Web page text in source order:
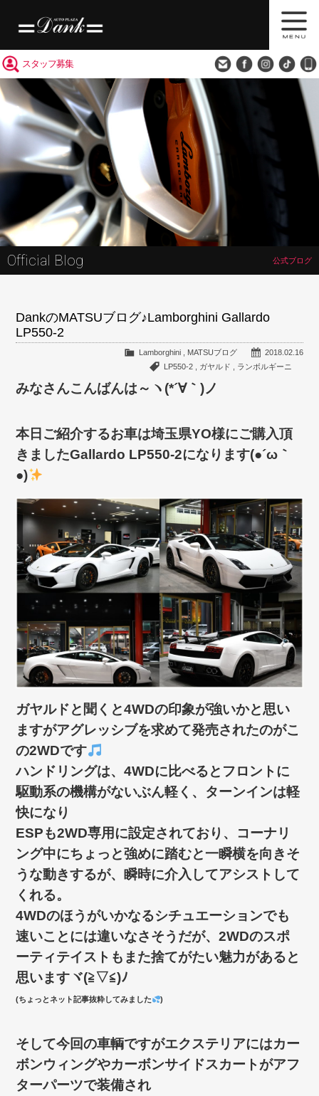
スタッフ募集
Official Blog 公式ブログ
DankのMATSUブログ♪Lamborghini Gallardo
LP550-2
2018.02.16
Lamborghini, MATSUブログ
LP550-2, ガヤルド ランボルギーニ
みなさんこんばんは～ヽ(*´∀｀)ノ
本日ご紹介するお車は埼玉県YO様にご購入頂
きましたGallardo LP550-2になります(●´ω｀
●)
ガヤルドと聞くと4WDの印象が強いかと思い
ますがアグレッシブを求めて発売されたのがこ
の2WDです
ハンドリングは、4WDに比べるとフロントに
駆動系の機構がないぶん軽く、ターンインは軽
快になり
ESPも2WD専用に設定されており、コーナリ
ング中にちょっと強めに踏むと一瞬横を向きそ
うな動きするが、瞬時に介入してアシストして
くれる。
4WDのほうがいかなるシチュエーションでも
速いことには違いなさそうだが、2WDのスポ
ーティテイストもまた捨てがたい魅力があると
思いますヾ(≧▽≦)ﾉ
(ちょっとネット記事抜粋してみました )
そして今回の車輌ですがエクステリアにはカー
ボンウィングやカーボンサイドスカートがアフ
ターパーツで装備され